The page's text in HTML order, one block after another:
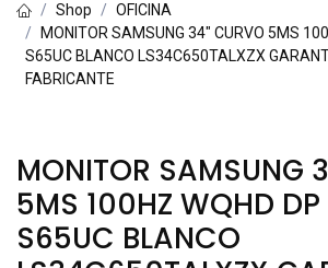
Shop
OFICINA
MONITOR SAMSUNG 34" CURVO 5MS
S65UC BLANCO LS34C650TALXZX
FABRICANTE
MONITOR SAMSUNG
5MS 100HZ WQHD
S65UC BLANCO